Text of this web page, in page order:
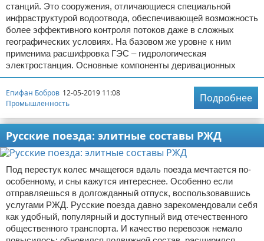
станций. Это сооружения, отличающиеся специальной
инфраструктурой водоотвода, обеспечивающей возможность
более эффективного контроля потоков даже в сложных
географических условиях. На базовом же уровне к ним
применима расшифровка ГЭС – гидрологическая
электростанция. Основные компоненты деривационных
Епифан Бобров 12-05-2019 11:08
Промышленность
Подробнее
Русские поезда: элитные составы РЖД
Под перестук колес мчащегося вдаль поезда мечтается по-
особенному, и сны кажутся интереснее. Особенно если
отправляешься в долгожданный отпуск, воспользовавшись
услугами РЖД. Русские поезда давно зарекомендовали себя
как удобный, популярный и доступный вид отечественного
общественного транспорта. И качество перевозок немало